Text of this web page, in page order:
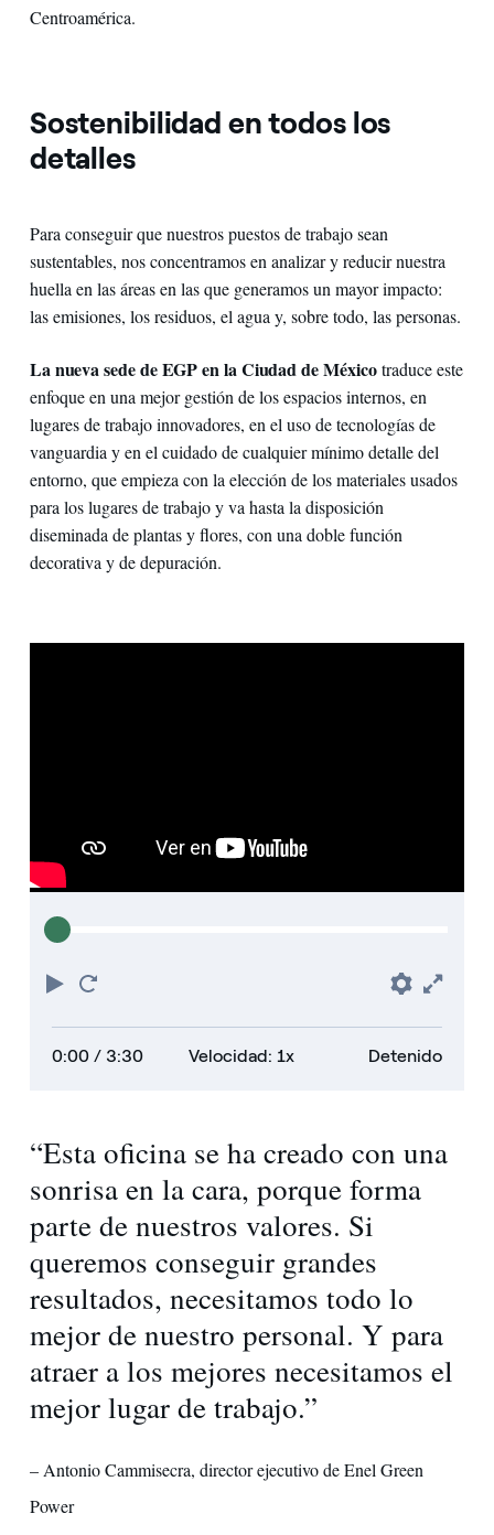
Centroamérica.
Sostenibilidad en todos los
detalles
Para conseguir que nuestros puestos de trabajo sean
sustentables, nos concentramos en analizar y reducir nuestra
huella en las áreas en las que generamos un mayor impacto:
las emisiones, los residuos, el agua y, sobre todo, las personas.
La nueva sede de EGP en la Ciudad de Méxicotraduce este
enfoque en una mejor gestión de los espacios internos, en
lugares de trabajo innovadores, en el uso de tecnologías de
vanguardia y en el cuidado de cualquier mínimo detalle del
entorno, que empieza con la elección de los materiales usados
para los lugares de trabajo y va hasta la disposición
diseminada de plantas y flores, con una doble función
decorativa y de depuración.
Play
0:00/ 3:30 Velocidad: 1x Detenido
“Esta oficina se ha creado con una
sonrisa en la cara, porque forma
parte de nuestros valores. Si
queremos conseguir grandes
resultados, necesitamos todo lo
mejor de nuestro personal. Y para
atraer a los mejores necesitamos el
mejor lugar de trabajo.”
– Antonio Cammisecra, director ejecutivo de Enel Green
Power